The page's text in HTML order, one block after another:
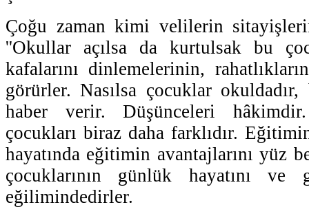
Çoğu zaman kimi velilerin
''Okullar açılsa da kurtulsak bu
kafalarını dinlemelerinin,
görürler. Nasılsa çocuklar
haber verir. Düşünceleri
çocukları biraz daha farklıdır.
hayatında eğitimin avantajlarını yüz
çocuklarının günlük hayatını ve
eğilimindedirler.